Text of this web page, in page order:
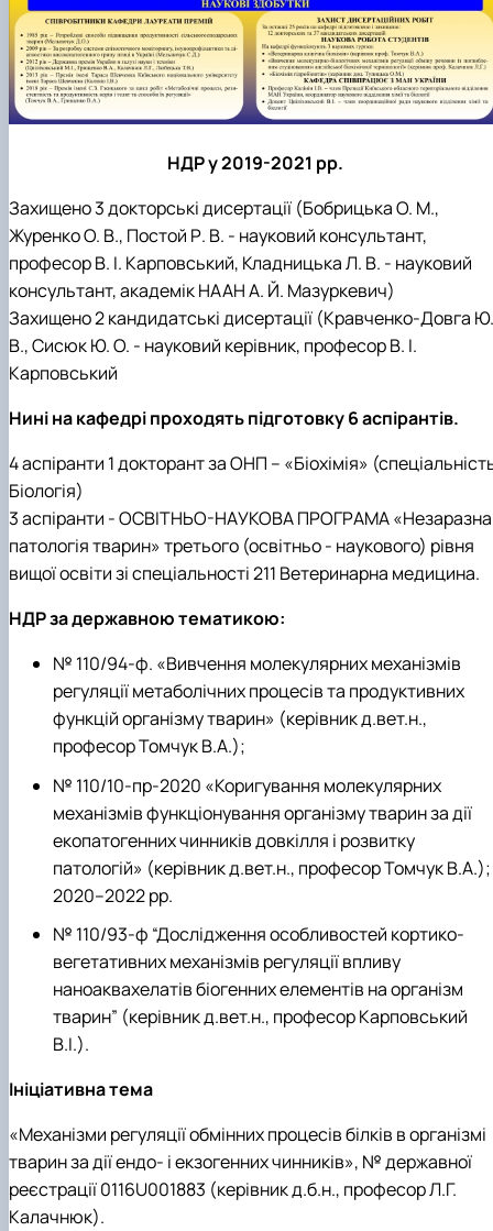
НДР у 2019-2021 рр.
Захищено 3 докторські дисертації (Бобрицька О. М.,
Журенко О. В., Постой Р. В. - науковий консультант,
професор В. І. Карповський, Кладницька Л. В. - науковий
консультант, академік НААН А. Й. Мазуркевич)
Захищено 2 кандидатські дисертації (Кравченко-Довга Ю.
В., Сисюк Ю. О. - науковий керівник, професор В. І.
Карповський
Нині на кафедрі проходять підготовку 6 аспірантів.
4 аспіранти 1 докторант за ОНП – «Біохімія»
Біологія)
3 аспіранти - ОСВІТНЬО-НАУКОВА ПРОГРАМА «Незаразна
патологія тварин» третього (освітньо - наукового) рівня
вищої освіти зі спеціальності 211 Ветеринарна медицина.
НДР за державною тематикою:
№ 110/94-ф. «Вивчення молекулярних механізмів
регуляції метаболічних процесів та продуктивних
функцій організму тварин» (керівник д.вет.н.,
професор Томчук В.А.);
№ 110/10-пр-2020 «Коригування молекулярних
механізмів функціонування організму тварин за дії
екопатогенних чинників довкілля і розвитку
патологій» (керівник д.вет.н., професор Томчук В.А.);
2020–2022 рр.
№ 110/93-ф “Дослідження особливостей кортико-
вегетативних механізмів регуляції впливу
наноаквахелатів біогенних елементів на організм
тварин” (керівник д.вет.н., професор Карповський
В.І.).
Ініціативна тема
«Механізми регуляції обмінних процесів білків в організмі
тварин за дії ендо- і екзогенних чинників», № державної
реєстрації 0116U001883 (керівник д.б.н., професор Л.Г.
Калачнюк).